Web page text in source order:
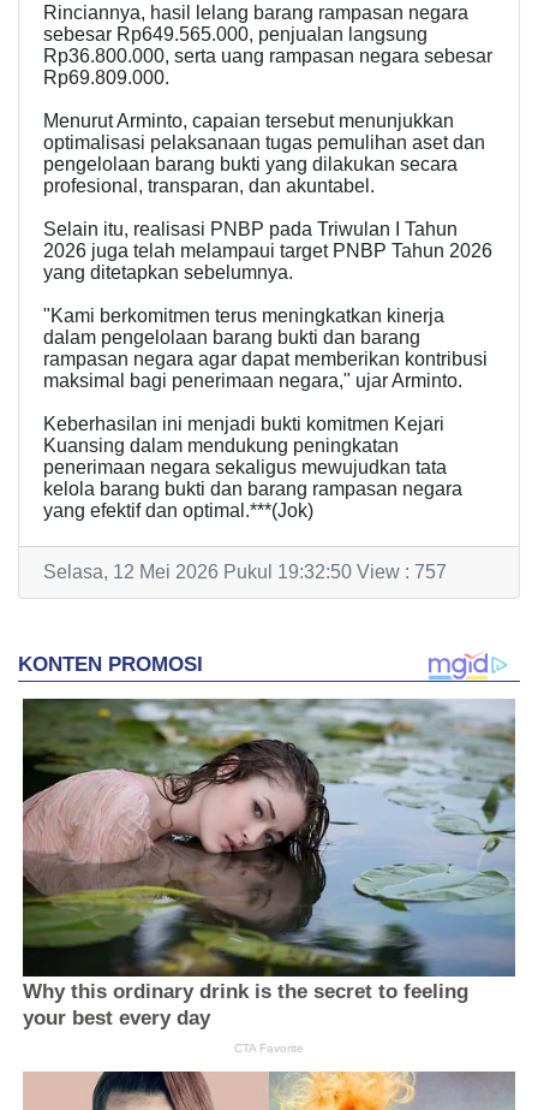
Rinciannya, hasil lelang barang rampasan negara
sebesar Rp649.565.000, penjualan langsung
Rp36.800.000, serta uang rampasan negara sebesar
Rp69.809.000.
Menurut Arminto, capaian tersebut menunjukkan
optimalisasi pelaksanaan tugas pemulihan aset dan
pengelolaan barang bukti yang dilakukan secara
profesional, transparan, dan akuntabel.
Selain itu, realisasi PNBP pada Triwulan I Tahun
2026 juga telah melampaui target PNBP Tahun 2026
yang ditetapkan sebelumnya.
"Kami berkomitmen terus meningkatkan kinerja
dalam pengelolaan barang bukti dan barang
rampasan negara agar dapat memberikan kontribusi
maksimal bagi penerimaan negara," ujar Arminto.
Keberhasilan ini menjadi bukti komitmen Kejari
Kuansing dalam mendukung peningkatan
penerimaan negara sekaligus mewujudkan tata
kelola barang bukti dan barang rampasan negara
yang efektif dan optimal.***(Jok)
Selasa, 12 Mei 2026 Pukul 19:32:50 View : 757